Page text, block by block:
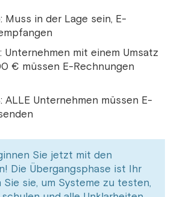
Muss in der Lage sein, E-
Unternehmen mit einem Umsatz
€ müssen E-Rechnungen
ALLE Unternehmen müssen E-
Sie jetzt mit den
Die Übergangsphase ist Ihr
Sie sie, um Systeme zu testen,